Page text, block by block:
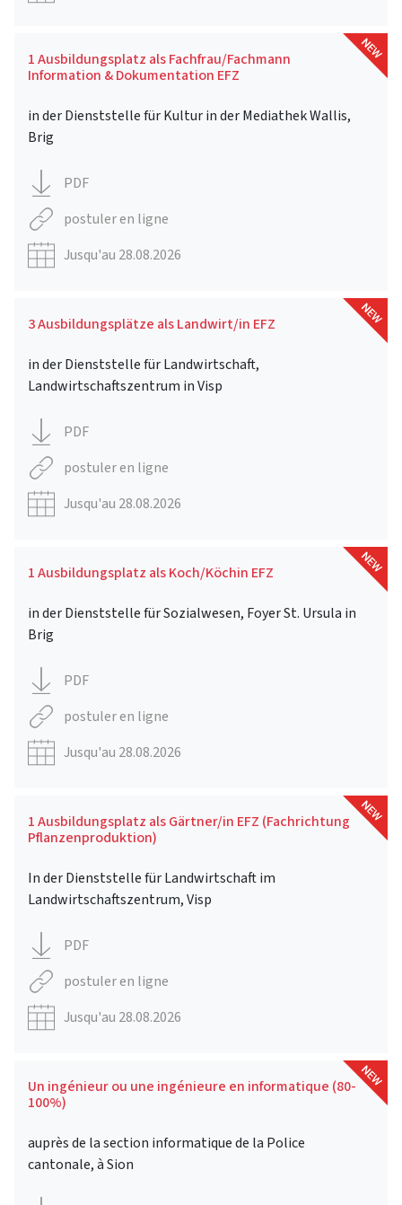
1 Ausbildungsplatz als Fachfrau/Fachmann
Information & Dokumentation EFZ
in der Dienststelle für Kultur in der Mediathek Wallis,
Brig
PDF
postuler en ligne
Jusqu'au 28.08.2026
3 Ausbildungsplätze als Landwirt/in EFZ
in der Dienststelle für Landwirtschaft,
Landwirtschaftszentrum in Visp
PDF
postuler en ligne
Jusqu'au 28.08.2026
1 Ausbildungsplatz als Koch/Köchin EFZ
in der Dienststelle für Sozialwesen, Foyer St. Ursula in
Brig
PDF
postuler en ligne
Jusqu'au 28.08.2026
1 Ausbildungsplatz als Gärtner/in EFZ (Fachrichtung
Pflanzenproduktion)
In der Dienststelle für Landwirtschaft im
Landwirtschaftszentrum, Visp
PDF
postuler en ligne
Jusqu'au 28.08.2026
Un ingénieur ou une ingénieure en informatique (80-
100%)
auprès de la section informatique de la Police
cantonale, à Sion